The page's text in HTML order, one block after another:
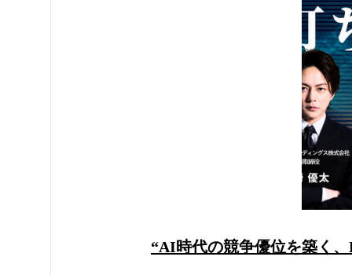
“AI時代の競争優位を築く